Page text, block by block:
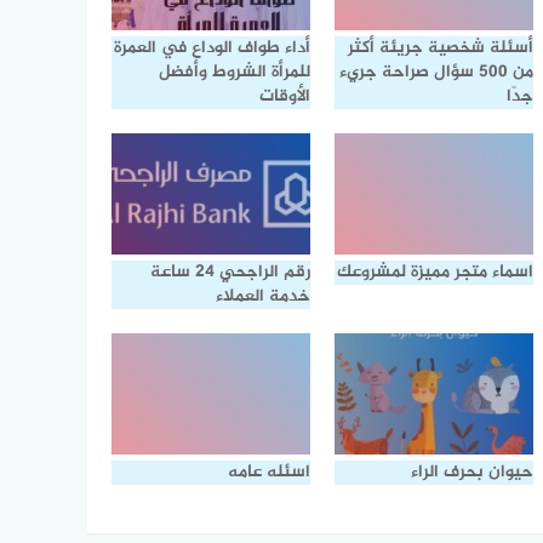
أسئلة شخصية جريئة أكثر
من 500 سؤال صراحة جريء
جدًا
أداء طواف الوداع في العمرة
للمرأة الشروط وأفضل
الأوقات
اسماء متجر مميزة لمشروعك
رقم الراجحي 24 ساعة
خدمة العملاء
حيوان بحرف الراء اسئله عامه